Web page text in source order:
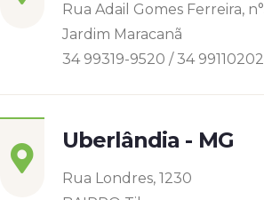
Rua Adail Gomes Ferreira,
Jardim Maracanã
34 99319-9520 / 34
Uberlândia - MG
Rua Londres, 1230